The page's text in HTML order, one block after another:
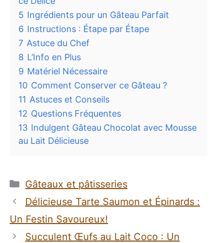
5 Ingrédients pour un Gâteau Parfait
6 Instructions : Étape par Étape
7 Astuce du Chef
8 L’Info en Plus
9 Matériel Nécessaire
10 Comment Conserver ce Gâteau ?
11 Astuces et Conseils
12 Questions Fréquentes
13 Indulgent Gâteau Chocolat avec Mousse
au Lait Délicieuse
Catégories
Gâteaux et pâtisseries
Délicieuse Tarte Saumon et Épinards :
Un Festin Savoureux!
Succulent Œufs au Lait Coco : Un